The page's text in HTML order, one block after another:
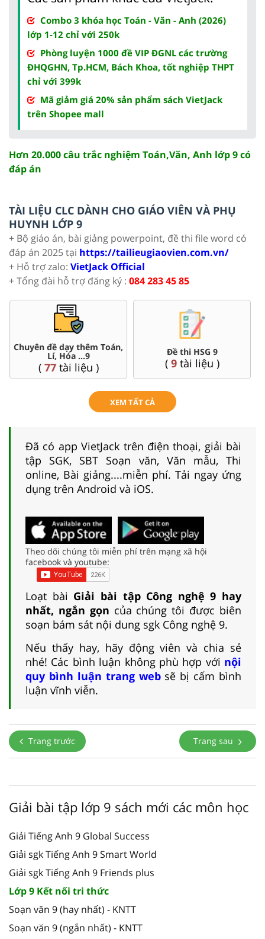
Combo 3 khóa học Toán - Văn - Anh (2026)
lớp 1-12 chỉ với 250k
Phòng luyện 1000 đề VIP ĐGNL các trường
ĐHQGHN, Tp.HCM, Bách Khoa, tốt nghiệp THPT
chỉ với 399k
Mã giảm giá 20% sản phẩm sách VietJack
trên Shopee mall
Hơn 20.000 câu trắc nghiệm Toán,Văn, Anh lớp 9 có
đáp án
TÀI LIỆU CLC DÀNH CHO GIÁO VIÊN VÀ PHỤ
HUYNH LỚP 9
+ Bộ giáo án, bài giảng powerpoint, đề thi file word có
đáp án 2025 tại https://tailieugiaovien.com.vn/
+ Hỗ trợ zalo: VietJack Official
+ Tổng đài hỗ trợ đăng ký : 084 283 45 85
Chuyên đề dạy thêm Toán,
Lí, Hóa ...9
( 77tài liệu )
Đề thi HSG 9
( 9tài liệu )
XEM TẤT CẢ
Đã có app VietJack trên điện thoại, giải bài
tập SGK, SBT Soạn văn, Văn mẫu, Thi
online, Bài giảng....miễn phí. Tải ngay ứng
dụng trên Android và iOS.
Theo dõi chúng tôi miễn phí trên mạng xã hội
facebook và youtube:
Loạt bài Giải bài tập Công nghệ 9 hay
nhất, ngắn gọn của chúng tôi được biên
soạn bám sát nội dung sgk Công nghệ 9.
Nếu thấy hay, hãy động viên và chia sẻ
nhé! Các bình luận không phù hợp với nội
quy bình luận trang websẽ bị cấm bình
luận vĩnh viễn.
Trang trước Trang sau
Giải bài tập lớp 9 sách mới các môn học
Giải Tiếng Anh 9 Global Success
Giải sgk Tiếng Anh 9 Smart World
Giải sgk Tiếng Anh 9 Friends plus
Lớp 9 Kết nối tri thức
Soạn văn 9 (hay nhất) - KNTT
Soạn văn 9 (ngắn nhất) - KNTT